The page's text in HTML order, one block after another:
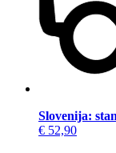
Slovenija:
€ 52,90